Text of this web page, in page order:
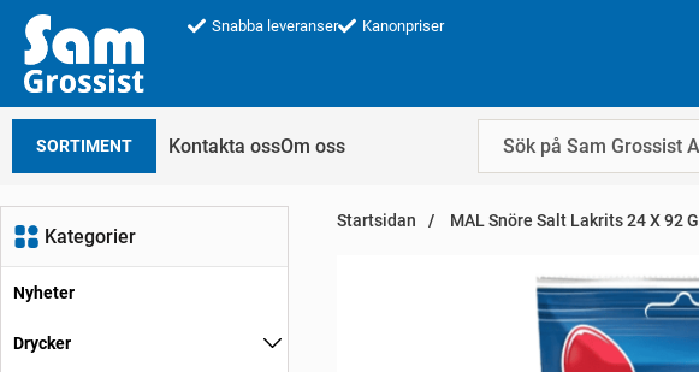
Snabba leveranser Kanonpriser
SORTIMENT Kontakta ossOm oss
Kategorier
Nyheter
Drycker
Startsidan MAL Snöre Salt Lakrits 24 X 92 G